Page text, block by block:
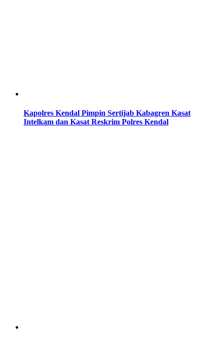
Kapolres Kendal Pimpin Sertijab Kabagren Kasat
Intelkam dan Kasat Reskrim Polres Kendal